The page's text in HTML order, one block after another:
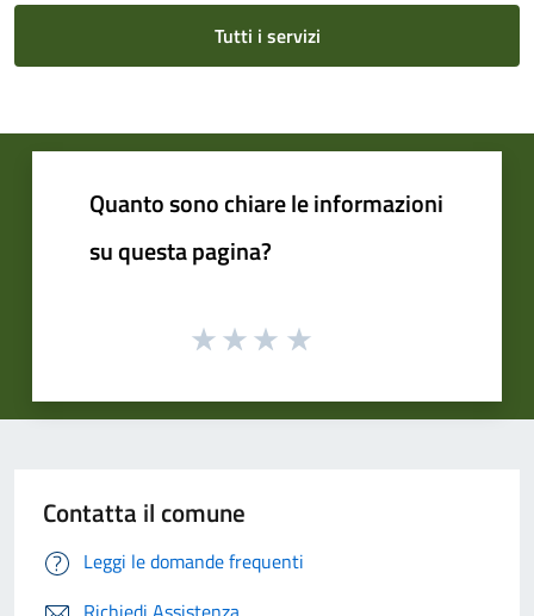
Tutti i servizi
Quanto sono chiare le informazioni
su questa pagina?
Contatta il comune
Leggi le domande frequenti